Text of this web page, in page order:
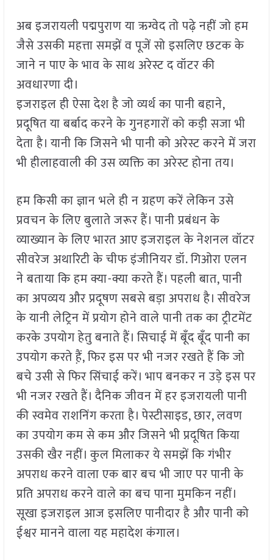
अब इजरायली पद्मपुराण या ऋग्वेद तो पढ़े नहीं जो हम
जैसे उसकी महत्ता समझें व पूजें सो इसलिए छटक के
जाने न पाए के भाव के साथ अरेस्ट द वॉटर की
अवधारणा दी।
इजराइल ही ऐसा देश है जो व्यर्थ का पानी बहाने,
प्रदूषित या बर्बाद करने के गुनहगारों को कड़ी सजा भी
देता है। यानी कि जिसने भी पानी को अरेस्ट करने में जरा
भी हीलाहवाली की उस व्यक्ति का अरेस्ट होना तय।
हम किसी का ज्ञान भले ही न ग्रहण करें लेकिन उसे
प्रवचन के लिए बुलाते जरूर हैं। पानी प्रबंधन के
व्याख्यान के लिए भारत आए इजराइल के नेशनल वॉटर
सीवरेज अथारिटी के चीफ इंजीनियर डॉ. गिओरा एलन
ने बताया कि हम क्या-क्या करते हैं। पहली बात, पानी
का अपव्यय और प्रदूषण सबसे बड़ा अपराध है। सीवरेज
के यानी लेट्रिन में प्रयोग होने वाले पानी तक का ट्रीटमेंट
करके उपयोग हेतु बनाते हैं। सिचाई में बूँद बूँद पानी का
उपयोग करते ह़ैं, फिर इस पर भी नजर रखते हैं कि जो
बचे उसी से फिर सिंचाई करें। भाप बनकर न उड़े इस पर
भी नजर रखते हैं। दैनिक जीवन में हर इजरायली पानी
की स्वमेव राशनिंग करता है। पेस्टीसाइड, छार, लवण
का उपयोग कम से कम और जिसने भी प्रदूषित किया
उसकी खैर नहीं। कुल मिलाकर ये समझें कि गंभीर
अपराध करने वाला एक बार बच भी जाए पर पानी के
प्रति अपराध करने वाले का बच पाना मुमकिन नहीं।
सूखा इजराइल आज इसलिए पानीदार है और पानी को
ईश्वर मानने वाला यह महादेश कंगाल।